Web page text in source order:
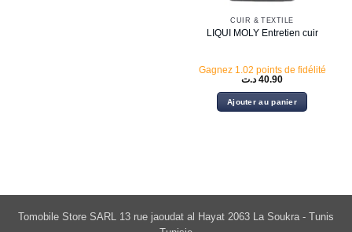
CUIR & TEXTILE
LIQUI MOLY Entretien cuir
Gagnez 1.02 points de fidélité
40.90 د.ت
Ajouter au panier
Tomobile Store SARL 13 rue jaoudat al Hayat 2063 La Soukra - Tunis